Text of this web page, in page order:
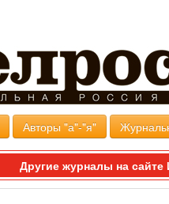
Авторы "а"-"я"
Другие журналы на